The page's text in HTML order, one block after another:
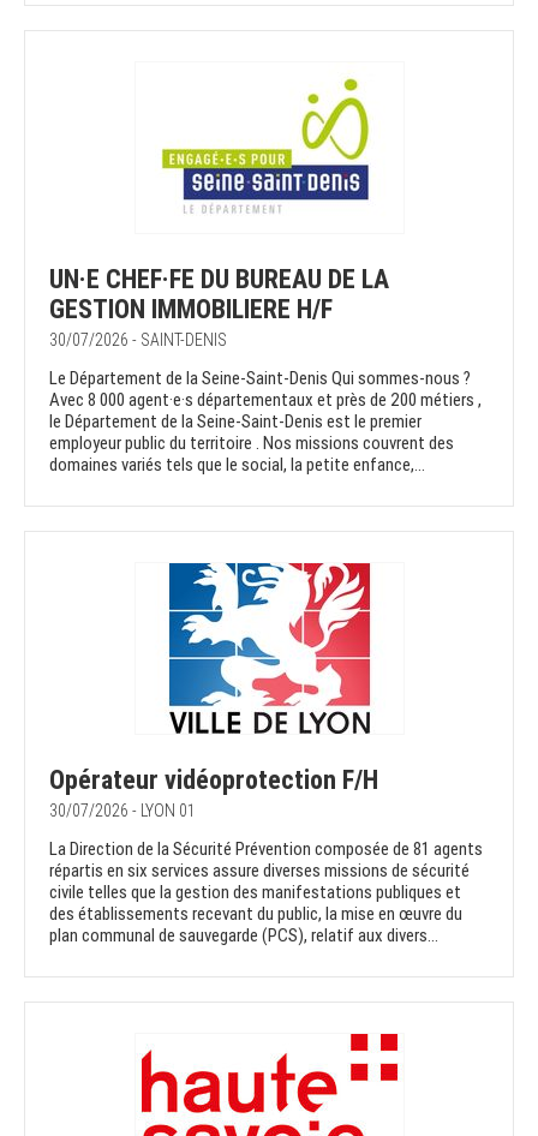
UN·E CHEF·FE DU BUREAU DE LA
GESTION IMMOBILIERE H/F
30/07/2026 - SAINT-DENIS
Le Département de la Seine-Saint-Denis Qui sommes-nous ?
Avec 8 000 agent·e·s départementaux et près de 200 métiers ,
le Département de la Seine-Saint-Denis est le premier
employeur public du territoire . Nos missions couvrent des
domaines variés tels que le social, la petite enfance,...
Opérateur vidéoprotection F/H
30/07/2026 - LYON 01
La Direction de la Sécurité Prévention composée de 81 agents
répartis en six services assure diverses missions de sécurité
civile telles que la gestion des manifestations publiques et
des établissements recevant du public, la mise en œuvre du
plan communal de sauvegarde (PCS), relatif aux divers...